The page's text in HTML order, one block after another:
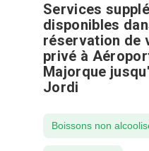
Services
disponibles
réservation de
privé à
Majorque
Jordi
Boissons non